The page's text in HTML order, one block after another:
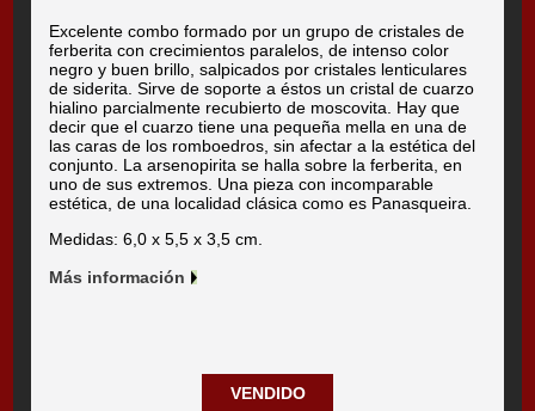
Excelente combo formado por un grupo de cristales de
ferberita con crecimientos paralelos, de intenso color
negro y buen brillo, salpicados por cristales lenticulares
de siderita. Sirve de soporte a éstos un cristal de cuarzo
hialino parcialmente recubierto de moscovita. Hay que
decir que el cuarzo tiene una pequeña mella en una de
las caras de los romboedros, sin afectar a la estética del
conjunto. La arsenopirita se halla sobre la ferberita, en
uno de sus extremos. Una pieza con incomparable
estética, de una localidad clásica como es Panasqueira.
Medidas: 6,0 x 5,5 x 3,5 cm.
Más información
VENDIDO